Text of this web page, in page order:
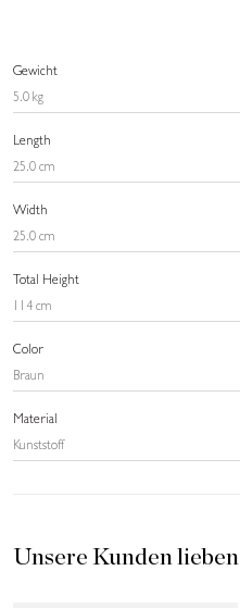
Gewicht
5.0 kg
Length
25.0 cm
Width
25.0 cm
Total Height
114 cm
Color
Braun
Material
Kunststoff
Unsere Kunden